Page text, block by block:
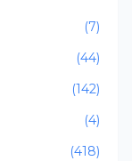
(7)
(44)
(142)
(4)
(418)